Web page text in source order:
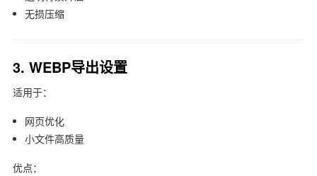
无损压缩
3. WEBP导出设置
适用于：
网页优化
小文件高质量
优点：